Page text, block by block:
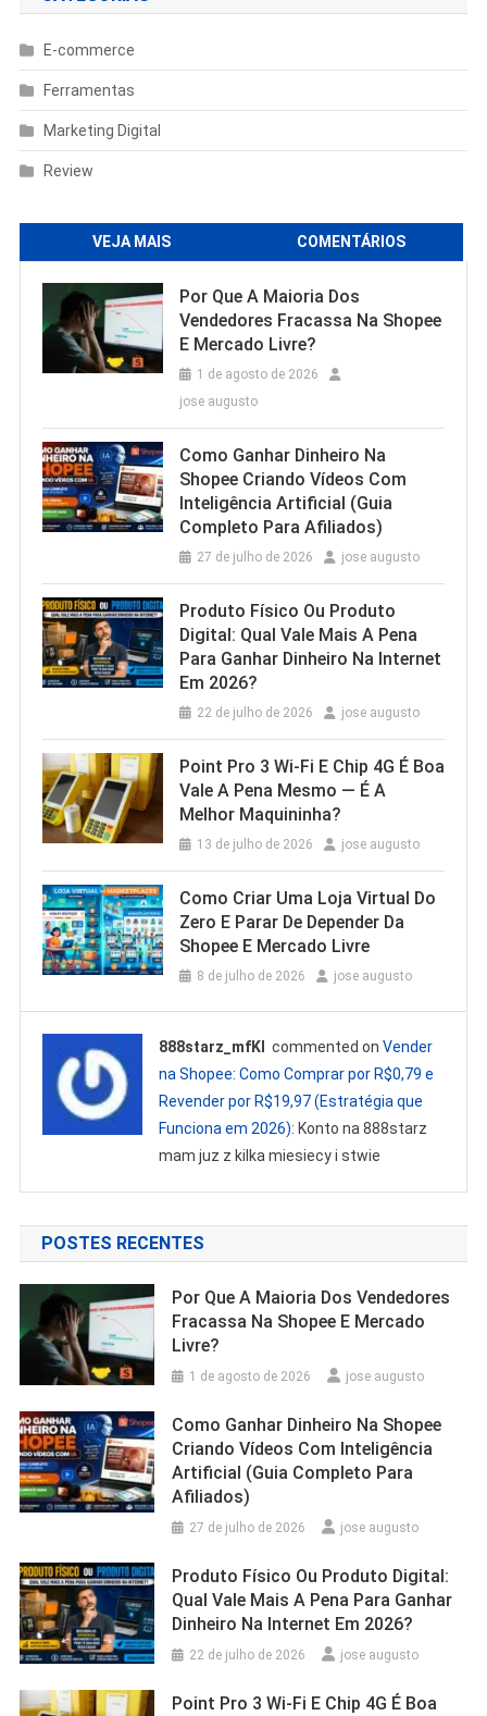
E-commerce
Ferramentas
Marketing Digital
Review
VEJA MAIS COMENTÁRIOS
Por Que A Maioria Dos
Vendedores Fracassa Na Shopee
E Mercado Livre?
1 de agosto de 2026
jose augusto
Como Ganhar Dinheiro Na
Shopee Criando Vídeos Com
Inteligência Artificial (Guia
Completo Para Afiliados)
27 de julho de 2026 jose augusto
Produto Físico Ou Produto
Digital: Qual Vale Mais A Pena
Para Ganhar Dinheiro Na Internet
Em 2026?
22 de julho de 2026 jose augusto
Point Pro 3 Wi‑Fi E Chip 4G É Boa
Vale A Pena Mesmo — É A
Melhor Maquininha?
13 de julho de 2026 jose augusto
Como Criar Uma Loja Virtual Do
Zero E Parar De Depender Da
Shopee E Mercado Livre
8 de julho de 2026 jose augusto
888starz_mfKl commented onVender
na Shopee: Como Comprar por R$0,79 e
Revender por R$19,97 (Estratégia que
Funciona em 2026): Konto na 888starz
mam juz z kilka miesiecy i stwie
POSTES RECENTES
Por Que A Maioria Dos Vendedores
Fracassa Na Shopee E Mercado
Livre?
1 de agosto de 2026 jose augusto
Como Ganhar Dinheiro Na Shopee
Criando Vídeos Com Inteligência
Artificial (Guia Completo Para
Afiliados)
27 de julho de 2026 jose augusto
Produto Físico Ou Produto Digital:
Qual Vale Mais A Pena Para Ganhar
Dinheiro Na Internet Em 2026?
22 de julho de 2026 jose augusto
Point Pro 3 Wi‑Fi E Chip 4G É Boa